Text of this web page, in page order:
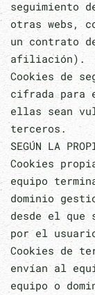
seguimiento
otras webs,
un contrato
afiliación).
Cookies de
cifrada para
ellas sean
terceros.
SEGÚN LA
Cookies
equipo
dominio
desde el
por el
Cookies de
envían al
equipo o